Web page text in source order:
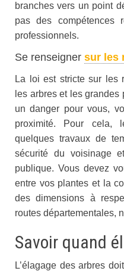
branches vers un point
pas des compétences
professionnels.
Se renseigner sur les
La loi est stricte sur les
les arbres et les
un danger pour vous,
proximité. Pour cela,
quelques travaux de
sécurité du voisinage
publique. Vous devez
entre vos plantes et la
des dimensions à
routes départementales,
Savoir quand
L’élagage des arbres